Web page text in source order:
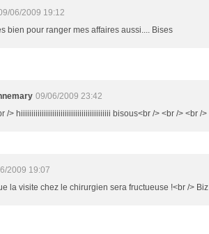
06/2009 19:12
bien pour ranger mes affaires aussi.... Bises
09/06/2009 23:42
/> hiiiiiiiiiiiiiiiiiiiiiiiiiiiiiiiiiiiiiiiiiii bisous<br /> <br /> <br />
2009 19:07
la visite chez le chirurgien sera fructueuse !<br /> Biz